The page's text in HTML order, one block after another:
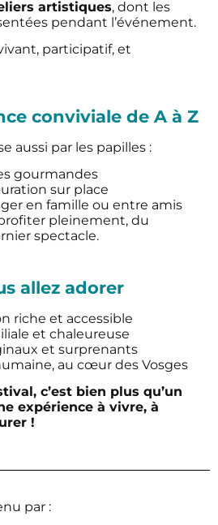
artistiques, dont les
pendant l’événement.
participatif, et
conviviale de A à Z
aussi par les papilles :
gourmandes
sur place
en famille ou entre amis
pleinement, du
spectacle.
allez adorer
riche et accessible
et chaleureuse
et surprenants
au cœur des Vosges
c’est bien plus qu’un
expérience à vivre, à
!
par :